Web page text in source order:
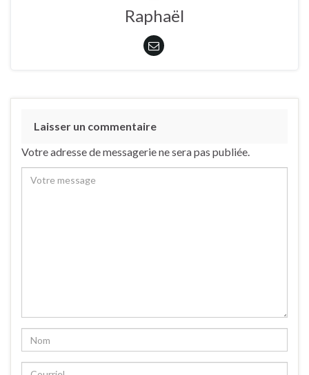
Raphaël
Laisser un commentaire
Votre adresse de messagerie ne sera pas publiée.